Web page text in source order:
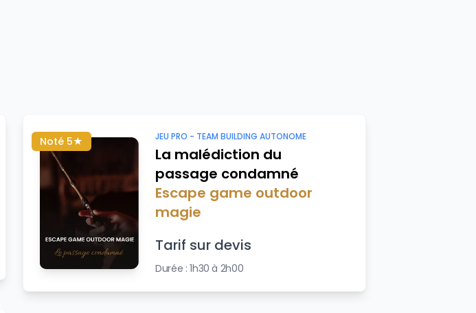
Noté 5★ JEU PRO - TEAM BUILDING AUTONOME
La malédiction du
passage condamné
Escape game outdoor
magie
Tarif sur devis
Durée :1h30 à 2h00